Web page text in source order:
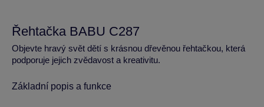
Řehtačka BABU C287
Objevte hravý svět dětí s krásnou dřevěnou řehtačkou, která
podporuje jejich zvědavost a kreativitu.
Základní popis a funkce